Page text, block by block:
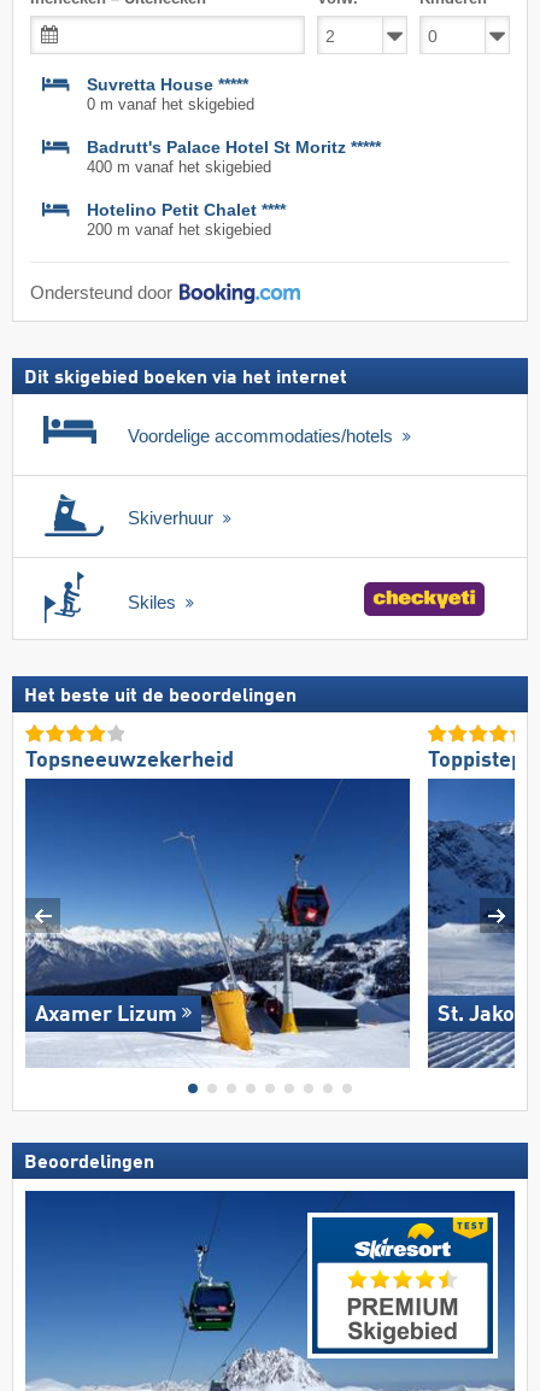
Suvretta House *****
0 m vanaf het skigebied
Badrutt's Palace Hotel St Moritz *****
400 m vanaf het skigebied
Hotelino Petit Chalet ****
200 m vanaf het skigebied
Ondersteund door
Dit skigebied boeken via het internet
Voordelige accommodaties/hotels
Skiverhuur
Skiles
Het beste uit de beoordelingen
Topsneeuwzekerheid
Axamer Lizum St. Jakob
Beoordelingen